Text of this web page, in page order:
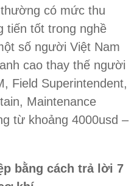
có mức thu
tiến tốt trong nghề
số người Việt Nam
cao thay thế người
Field Superintendent,
Maintenance
từ khoảng 4000usd –
bằng cách trả lời 7